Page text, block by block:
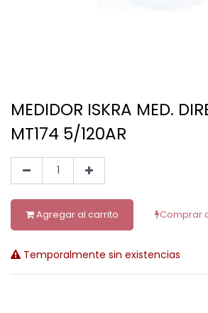
MEDIDOR ISKRA MED.
MT174 5/120AR
Agregar al carrito Comprar
Temporalmente sin existencias